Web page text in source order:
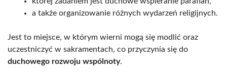
a także organizowanie różnych wydarzeń religijnych.
Jest to miejsce, w którym wierni mogą się modlić oraz
uczestniczyć w sakramentach, co przyczynia się do
duchowego rozwoju wspólnoty.